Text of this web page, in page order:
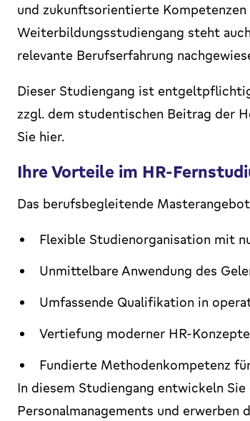
und zukunftsorientierte
Weiterbildungsstudiengang steht
relevante Berufserfahrung
Dieser Studiengang ist
zzgl. dem studentischen Beitrag der
Sie hier.
Ihre Vorteile im HR-
Das berufsbegleitende
Flexible Studienorganisation mit
Unmittelbare Anwendung des
Umfassende Qualifikation in
Vertiefung moderner HR-
Fundierte Methodenkompetenz
In diesem Studiengang entwickeln
Personalmanagements und